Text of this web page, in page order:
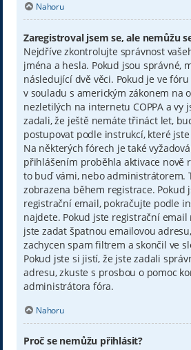
Nahoru
Zaregistroval jsem se, ale nemůžu
Nejdříve zkontrolujte správnost
jména a hesla. Pokud jsou správné,
následující dvě věci. Pokud je ve
v souladu s americkým zákonem na
nezletilých na internetu COPPA a vy
zadali, že ještě nemáte třináct let,
postupovat podle instrukcí, které
Na některých fórech je také
přihlášením proběhla aktivace nově
to buď vámi, nebo administrátorem.
zobrazena během registrace. Pokud
registrační email, pokračujte podle
najdete. Pokud jste registrační
jste zadat špatnou emailovou
zachycen spam filtrem a skončil ve
Pokud jste si jistí, že jste zadali
adresu, zkuste s prosbou o pomoc
administrátora fóra.
Nahoru
Proč se nemůžu přihlásit?